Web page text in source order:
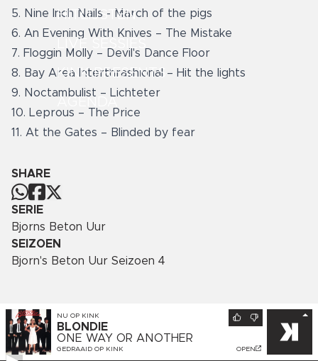
HITLIJSTEN
KINK PRESENTS
5. Nine Inch Nails - March of the pigs
6. An Evening With Knives – The Mistake
7. Floggin Molly – Devil's Dance Floor
8. Bay Area Interthrashional – Hit the lights
9. Noctambulist – Lichteter
10. Leprous – The Price
11. At the Gates – Blinded by fear
SHARE
SERIE
Bjorns Beton Uur
SEIZOEN
Bjorn's Beton Uur Seizoen 4
NU OP KINK
BLONDIE
ONE WAY OR ANOTHER
GEDRAAID OP KINK OPEN